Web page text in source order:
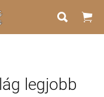
 
legjobb